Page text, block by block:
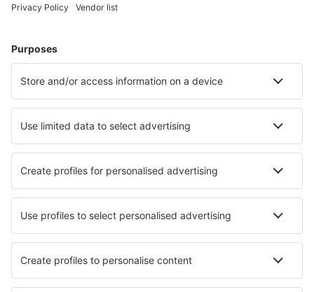
Ubytování v Paříži Ubytování v Grenoble
Ubytování in Corrençon-en-Vercors
Ubytování in La Tranche-sur-Mer Ubytování in Bandol
Nejlepší ubytování - města
Ubytování in Stoten Ubytování in Lewisburg
Ubytování in Clinton Ubytování Rathlin Island